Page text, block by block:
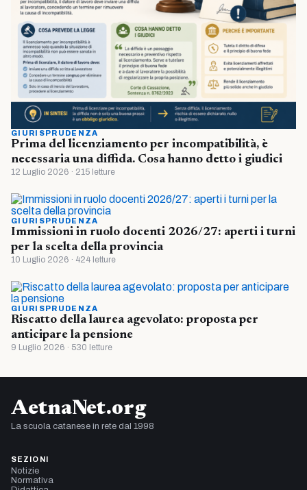
GIURISPRUDENZA
Prima del licenziamento per incompatibilità, è
necessaria una diffida. Cosa hanno detto i giudici
12 Luglio 2026 · 215 letture
GIURISPRUDENZA
Immissioni in ruolo docenti 2026/27: aperti i turni
per la scelta della provincia
10 Luglio 2026 · 424 letture
GIURISPRUDENZA
Riscatto della laurea agevolato: proposta per
anticipare la pensione
9 Luglio 2026 · 530 letture
AetnaNet.org
La scuola catanese in rete dal 1998
SEZIONI
Notizie
Normativa